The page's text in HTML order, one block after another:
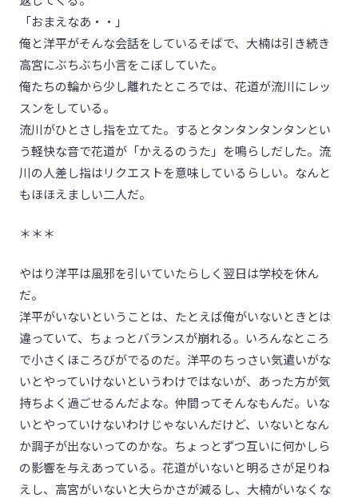
「おまえなあ・・」
俺と洋平がそんな会話をしているそばで、大楠は引き続き
高宮にぶちぶち小言をこぼしていた。
俺たちの輪から少し離れたところでは、花道が流川にレッ
スンをしている。
流川がひとさし指を立てた。するとタンタンタンタンとい
う軽快な音で花道が「かえるのうた」を鳴らしだした。流
川の人差し指はリクエストを意味しているらしい。なんと
もほほえましい二人だ。
＊＊＊
やはり洋平は風邪を引いていたらしく翌日は学校を休ん
だ。
洋平がいないということは、たとえば俺がいないときとは
違っていて、ちょっとバランスが崩れる。いろんなところ
で小さくほころびがでるのだ。洋平のちっさい気遣いがな
いとやっていけないというわけではないが、あった方が気
持ちよく過ごせるんだよな。仲間ってそんなもんだ。いな
いとやっていけないわけじゃないんだけど、いないとなん
か調子が出ないってのかな。ちょっとずつ互いに何かしら
の影響を与えあっている。花道がいないと明るさが足りね
えし、高宮がいないと大らかさが減るし、大楠がいなくな